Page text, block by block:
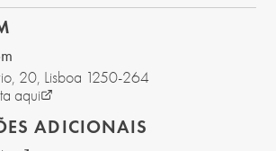
20 , Lisboa 1250-264
aqui
ADICIONAIS